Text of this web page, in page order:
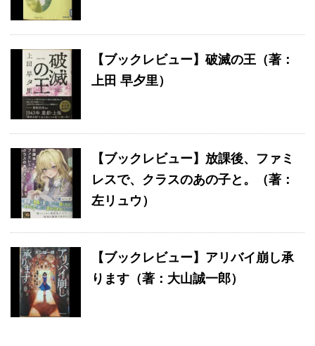
【ブックレビュー】破滅の王（著：
上田 早夕里）
【ブックレビュー】放課後、ファミ
レスで、クラスのあの子と。（著：
左リュウ）
【ブックレビュー】アリバイ崩し承
ります（著：大山誠一郎）